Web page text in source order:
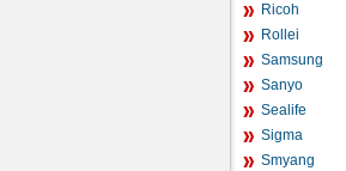
Ricoh
Rollei
Samsung
Sanyo
Sealife
Sigma
Smyang